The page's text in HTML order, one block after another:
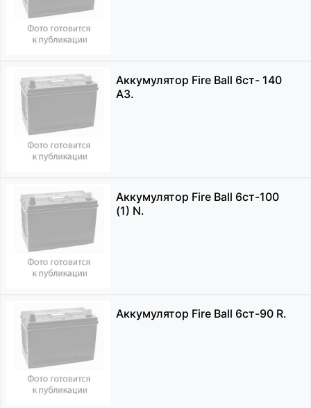
Аккумулятор Fire Ball 6ст- 140
АЗ.
Аккумулятор Fire Ball 6ст-100
(1) N.
Аккумулятор Fire Ball 6ст-90 R.